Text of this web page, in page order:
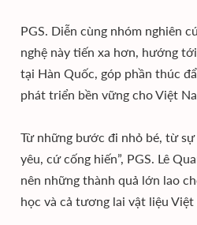
PGS. Diễn cùng nhóm nghiên
nghệ này tiến xa hơn, hướng
tại Hàn Quốc, góp phần thúc
phát triển bền vững cho Việt
Từ những bước đi nhỏ bé, từ
yêu, cứ cống hiến”, PGS. Lê
nên những thành quả lớn lao
học và cả tương lai vật liệu Việt